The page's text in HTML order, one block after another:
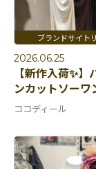
2026.06.25
【新作入荷✨】
ンカットソーワ
ココディール